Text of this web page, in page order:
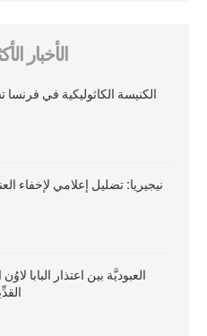
الأخبار
الكنيسة الكاثوليكية في فرنسا
نيجيريا: تضليل إعلامي لإخفاء
العبوديَّة بين اعتذار البابا